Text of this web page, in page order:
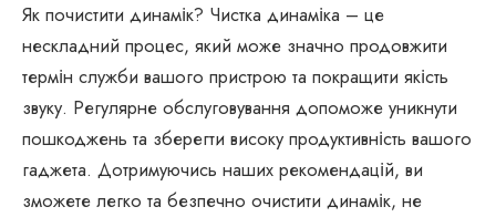
Як почистити динамік? Чистка динаміка – це
нескладний процес, який може значно продовжити
термін служби вашого пристрою та покращити якість
звуку. Регулярне обслуговування допоможе уникнути
пошкоджень та зберегти високу продуктивність вашого
гаджета. Дотримуючись наших рекомендацій, ви
зможете легко та безпечно очистити динамік, не